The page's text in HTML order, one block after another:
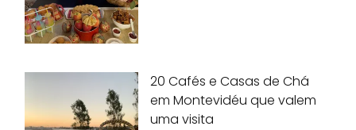
20 Cafés e Casas de Chá
em Montevidéu que valem
uma visita